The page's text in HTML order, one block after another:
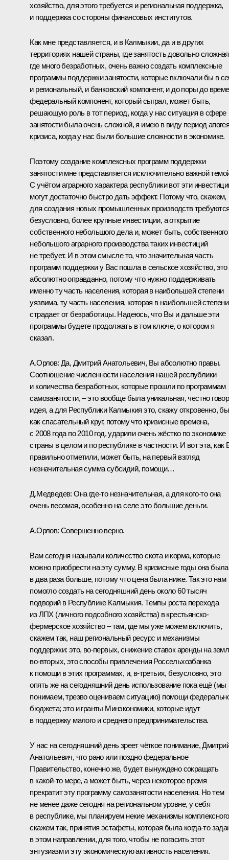
хозяйство, для этого требуется и региональная поддержка,
и поддержка со стороны финансовых институтов.
Как мне представляется, и в Калмыкии, да и в других
территориях нашей страны, где занятость довольно
где много безработных, очень важно создать комплексные
программы поддержки занятости, которые включали бы в
и региональный, и банковский компонент, и до поры до
федеральный компонент, который сыграл, может быть,
решающую роль в тот период, когда у нас ситуация в сфере
занятости была очень сложной, я имею в виду период
кризиса, когда у нас были большие сложности в экономике.
Поэтому создание комплексных программ поддержки
занятости мне представляется исключительно важной
С учётом аграрного характера республики вот эти
могут достаточно быстро дать эффект. Потому что, скажем,
для создания новых промышленных производств
безусловно, более крупные инвестиции, а открытие
собственного небольшого дела и, может быть, собственного
небольшого аграрного производства таких инвестиций
не требует. И в этом смысле то, что значительная часть
программ поддержки у Вас пошла в сельское хозяйство, это
абсолютно оправданно, потому что нужно поддерживать
именно ту часть населения, которая в наибольшей степени
уязвима, ту часть населения, которая в наибольшей степени
страдает от безработицы. Надеюсь, что Вы и дальше эти
программы будете продолжать в том ключе, о котором я
сказал.
А.Орлов: Да, Дмитрий Анатольевич, Вы абсолютно правы.
Соотношение численности населения нашей республики
и количества безработных, которые прошли по программам
самозанятости, – это вообще была уникальная, честно
идея, а для Республики Калмыкия это, скажу откровенно,
как спасательный круг, потому что кризисные времена,
с 2008 года по 2010 год, ударили очень жёстко по экономике
страны в целом и по республике в частности. И вот эта, как
правильно отметили, может быть, на первый взгляд
незначительная сумма субсидий, помощи…
Д.Медведев: Она где‑то незначительная, а для кого‑то она
очень весомая, особенно на селе это большие деньги.
А.Орлов: Совершенно верно.
Вам сегодня называли количество скота и корма, которые
можно приобрести на эту сумму. В кризисные годы она была
в два раза больше, потому что цена была ниже. Так это нам
помогло создать на сегодняшний день около 60 тысяч
подворий в Республике Калмыкия. Темпы роста перехода
из ЛПХ (личного подсобного хозяйства) в крестьянско-
фермерское хозяйство – там, где мы уже можем включить,
скажем так, наш региональный ресурс и механизмы
поддержки: это, во‑первых, снижение ставок аренды на
во‑вторых, это способы привлечения Россельхозбанка
к помощи в этих программах, и, в‑третьих, безусловно, это
опять же на сегодняшний день использование пока ещё (мы
понимаем, трезво оцениваем ситуацию) помощи
бюджета; это и гранты Минэкономики, которые идут
в поддержку малого и среднего предпринимательства.
У нас на сегодняшний день зреет чёткое понимание,
Анатольевич, что рано или поздно федеральное
Правительство, конечно же, будет вынуждено сокращать
в какой‑то мере, а может быть, через некоторое время
прекратит эту программу самозанятости населения. Но тем
не менее даже сегодня на региональном уровне, у себя
в республике, мы планируем некие механизмы
скажем так, принятия эстафеты, которая была когда‑то
в этом направлении, для того, чтобы не погасить этот
энтузиазм и эту экономическую активность населения.